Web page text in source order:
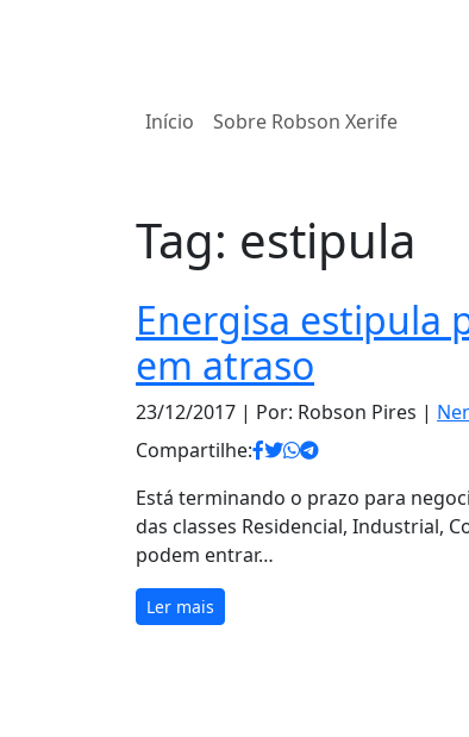
Início Sobre Robson Xerife
Tag: estipula
Energisa estipula
em atraso
23/12/2017 | Por: Robson Pires |
Compartilhe:
Está terminando o prazo para
das classes Residencial, Industrial,
podem entrar…
Ler mais